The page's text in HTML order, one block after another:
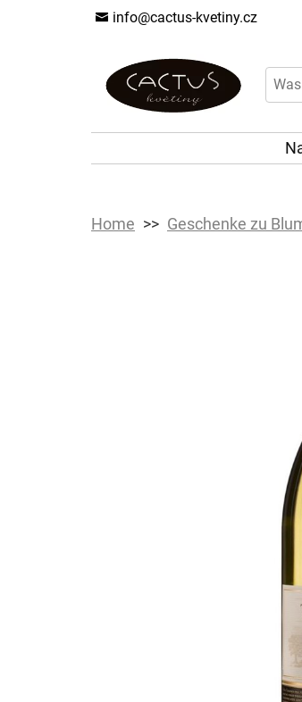
info@cactus-kvetiny.cz
Home Geschenke zu